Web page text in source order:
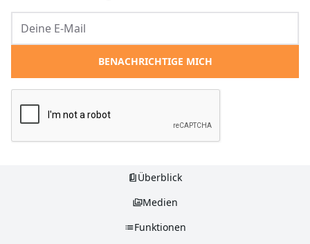
BENACHRICHTIGE MICH
Überblick
Medien
Funktionen